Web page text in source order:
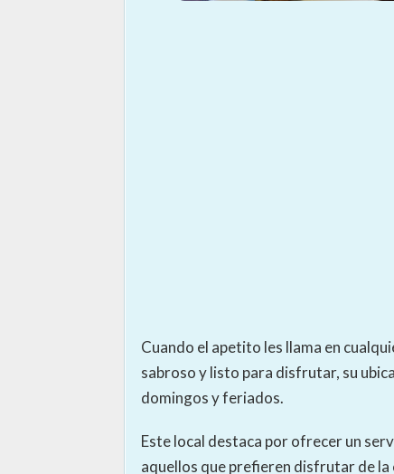
Cuando el apetito les llama en
sabroso y listo para disfrutar, su
domingos y feriados.
Este local destaca por ofrecer un
aquellos que prefieren disfrutar de la